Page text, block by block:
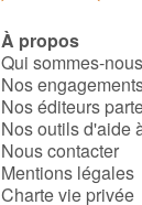
À propos
Qui sommes-
Nos
Nos éditeurs
Nos outils d'aide
Nous contacter
Mentions légales
Charte vie privée